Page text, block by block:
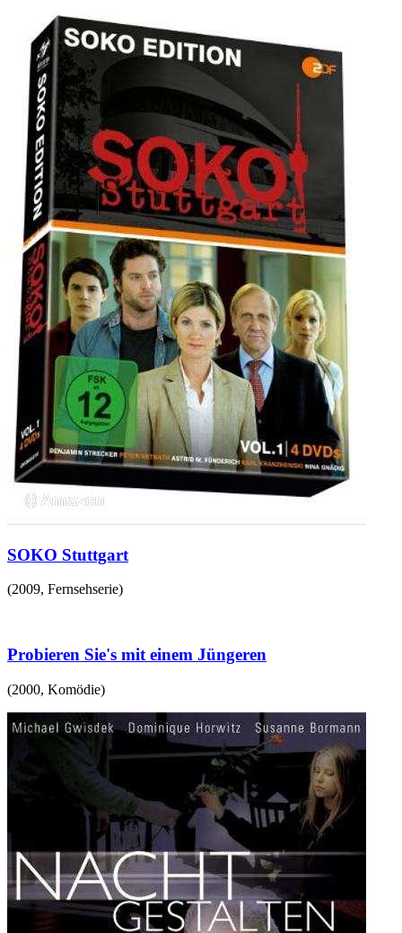
SOKO Stuttgart
(2009, Fernsehserie)
Probieren Sie's mit einem Jüngeren
(2000, Komödie)